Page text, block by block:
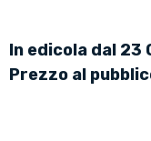
In edicola dal
Prezzo al